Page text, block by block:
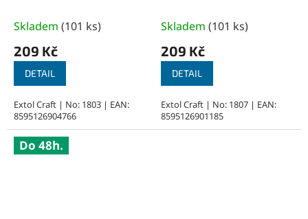
67-74-81-95 mm, hloubka
vrtání 38 mm, uchycení
průměr 10 mm
Skladem (101 ks)
209 Kč
DETAIL
Extol Craft | No: 1803 | EAN:
8595126904766
hloubka vrtání 25 mm,
uchycení průměr 10 mm
Skladem (101 ks)
209 Kč
DETAIL
Extol Craft | No: 1807 | EAN:
8595126901185
Do 48h.